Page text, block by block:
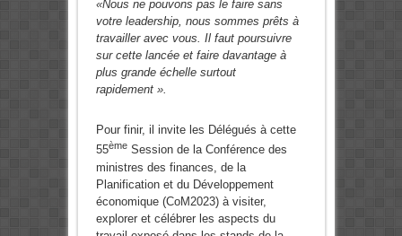
«Nous ne pouvons pas le faire sans
votre leadership, nous sommes prêts à
travailler avec vous. Il faut poursuivre
sur cette lancée et faire davantage à
plus grande échelle surtout
rapidement ».
Pour finir, il invite les Délégués à cette
55èmeSession de la Conférence des
ministres des finances, de la
Planification et du Développement
économique (CoM2023) à visiter,
explorer et célébrer les aspects du